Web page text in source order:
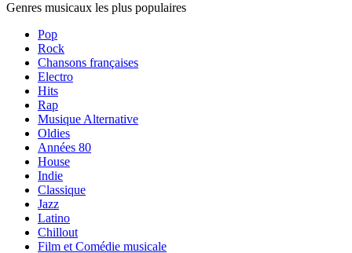
Genres musicaux les plus populaires
Pop
Rock
Chansons françaises
Electro
Hits
Rap
Musique Alternative
Oldies
Années 80
House
Indie
Classique
Jazz
Latino
Chillout
Film et Comédie musicale